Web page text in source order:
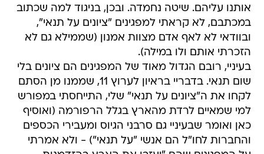
אותנו עליהם. שיטה נחמדה. ובכן, בניגוד למה שכתוב
במכתבם, לא קראתי למפגינים "ציונים על תנאי",
ובוודאי לא לאף אדם מצוות אמנון (שממילא גם לא
הזכרתי אותם ולו במילה).
בעיניי, רובם הגדול מאוד של המפגינים הם ציונים בלי
שום תנאי. בדבריי בראיון לערוץ 11, שממנו מן הסתם
לקחו את ה"ציונים על תנאי" שלי, התייחסתי במפורש
למי שמאיים לרדת מהארץ בגלל הרפורמה (ואוסיף
כאן ואומר שבעיניי גם סרבני הגיוס ומעבירי הכספים
והחברות לחו"ל הם אנשי "על תנאי") - ולא אמרתי